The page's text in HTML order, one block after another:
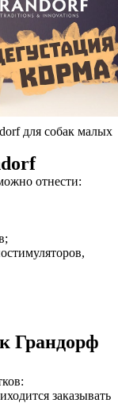
для собак малых
отнести:
Грандорф
заказывать